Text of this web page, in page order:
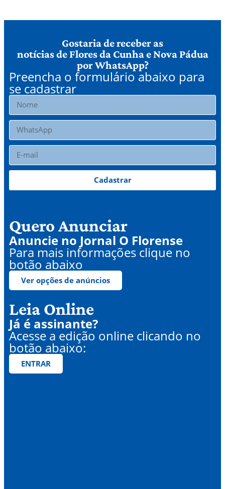
Gostaria de receber as
notícias de Flores da Cunha e Nova Pádua
por WhatsApp?
Preencha o formulário abaixo para
se cadastrar
Cadastrar
Quero Anunciar
Anuncie no Jornal O Florense
Para mais informações clique no
botão abaixo
Ver opções de anúncios
Leia Online
Já é assinante?
Acesse a edição online clicando no
botão abaixo:
ENTRAR